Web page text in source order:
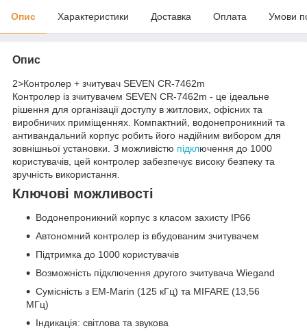
Опис Характеристики Доставка Оплата Умови
Опис
2>Контролер + зчитувач SEVEN CR-7462m
Контролер із зчитувачем SEVEN CR-7462m - це ідеальне
рішення для організації доступу в житлових, офісних та
виробничих приміщеннях. Компактний, водонепроникний та
антивандальний корпус робить його надійним вибором для
зовнішньої установки. З можливістю підключення до 1000
користувачів, цей контролер забезпечує високу безпеку та
зручність використання.
Ключові можливості
Водонепроникний корпус з класом захисту IP66
Автономний контролер із вбудованим зчитувачем
Підтримка до 1000 користувачів
Возможність підключення другого зчитувача Wiegand
Сумісність з EM-Marin (125 кГц) та MIFARE (13,56
МГц)
Індикація: світлова та звукова